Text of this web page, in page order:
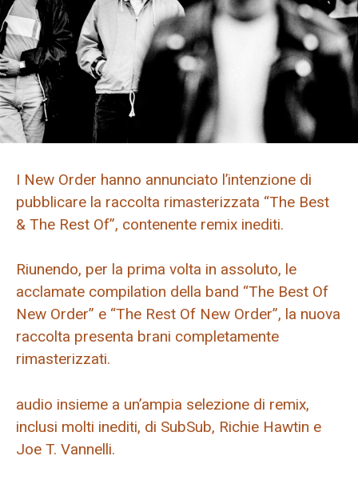
I New Order hanno annunciato l’intenzione di
pubblicare la raccolta rimasterizzata “The Best
& The Rest Of”, contenente remix inediti.
Riunendo, per la prima volta in assoluto, le
acclamate compilation della band “The Best Of
New Order” e “The Rest Of New Order”, la nuova
raccolta presenta brani completamente
rimasterizzati.
audio insieme a un’ampia selezione di remix,
inclusi molti inediti, di SubSub, Richie Hawtin e
Joe T. Vannelli.